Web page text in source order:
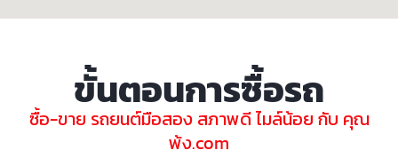
ขั้นตอนการซื้อรถ
ซื้อ-ขาย รถยนต์มือสอง สภาพดี ไมล์น้อย กับ คุณ
พ้ง.com